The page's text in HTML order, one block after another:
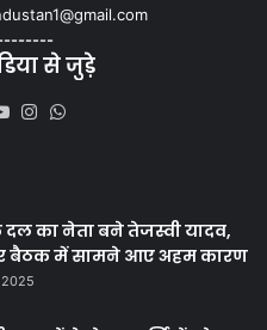
से जुड़े
YouTubeInstagram
दल का नेता बने तेजस्वी यादव,
बैठक में सामने आए अहम कारण
2025